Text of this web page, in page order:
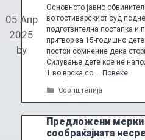
05 Апр
2025
by
Основното јавно
во гостиварскиот суд
подготвителна постапка и
притвор за 15-годишно
постои сомнение дека
Силување дете кое не
1 во врска со … Повеќе
Categories
Соопштенија
Предложени мерки
сообраќајната